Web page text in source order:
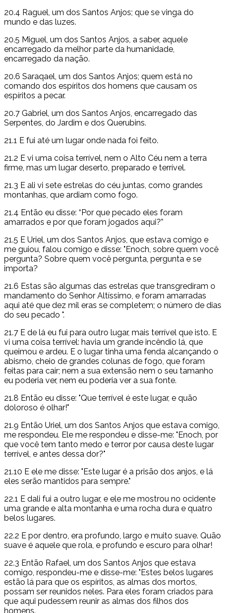
20.4 Raguel, um dos Santos Anjos; que se vinga do
mundo e das luzes.
20.5 Miguel, um dos Santos Anjos, a saber, aquele
encarregado da melhor parte da humanidade,
encarregado da nação.
20.6 Saraqael, um dos Santos Anjos; quem está no
comando dos espíritos dos homens que causam os
espíritos a pecar.
20.7 Gabriel, um dos Santos Anjos, encarregado das
Serpentes, do Jardim e dos Querubins.
21.1 E fui até um lugar onde nada foi feito.
21.2 E vi uma coisa terrível, nem o Alto Céu nem a terra
firme, mas um lugar deserto, preparado e terrível.
21.3 E ali vi sete estrelas do céu juntas, como grandes
montanhas, que ardiam como fogo.
21.4 Então eu disse: “Por que pecado eles foram
amarrados e por que foram jogados aqui?”
21.5 E Uriel, um dos Santos Anjos, que estava comigo e
me guiou, falou comigo e disse: "Enoch, sobre quem você
pergunta? Sobre quem você pergunta, pergunta e se
importa?
21.6 Estas são algumas das estrelas que transgrediram o
mandamento do Senhor Altíssimo, e foram amarradas
aqui até que dez mil eras se completem; o número de dias
do seu pecado ".
21.7 E de lá eu fui para outro lugar, mais terrível que isto. E
vi uma coisa terrível: havia um grande incêndio lá, que
queimou e ardeu. E o lugar tinha uma fenda alcançando o
abismo, cheio de grandes colunas de fogo, que foram
feitas para cair; nem a sua extensão nem o seu tamanho
eu poderia ver, nem eu poderia ver a sua fonte.
21.8 Então eu disse: "Que terrível é este lugar, e quão
doloroso é olhar!"
21.9 Então Uriel, um dos Santos Anjos que estava comigo,
me respondeu. Ele me respondeu e disse-me: "Enoch, por
que você tem tanto medo e terror por causa deste lugar
terrível, e antes dessa dor?"
21.10 E ele me disse: "Este lugar é a prisão dos anjos, e lá
eles serão mantidos para sempre."
22.1 E dali fui a outro lugar, e ele me mostrou no ocidente
uma grande e alta montanha e uma rocha dura e quatro
belos lugares.
22.2 E por dentro, era profundo, largo e muito suave. Quão
suave é aquele que rola, e profundo e escuro para olhar!
22.3 Então Rafael, um dos Santos Anjos que estava
comigo, respondeu-me e disse-me: "Estes belos lugares
estão lá para que os espíritos, as almas dos mortos,
possam ser reunidos neles. Para eles foram criados para
que aqui pudessem reunir as almas dos filhos dos
homens.